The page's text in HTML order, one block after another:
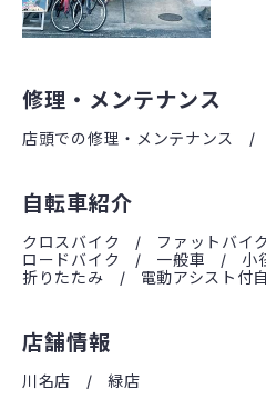
修理・メンテナンス
店頭での修理・メンテナンス
自転車紹介
クロスバイク ファットバイク
ロードバイク
一般車 小
折りたたみ
電動アシスト付
店舗情報
川名店 緑店